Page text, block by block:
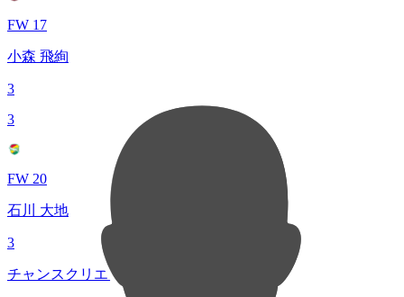
FW 17
小森 飛絢
3
3
FW 20
石川 大地
3
チャンスクリエイト総数